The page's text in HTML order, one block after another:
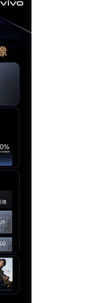
X Fold6
X300s
元气版
S50
Y60
Z11x
Pad6 Pro